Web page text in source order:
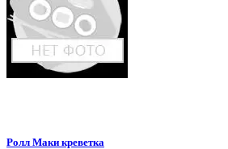
Ролл Маки креветка